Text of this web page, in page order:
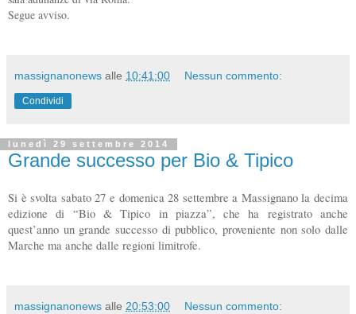
Segue avviso.
massignanonews alle 10:41:00 Nessun commento:
Condividi
lunedì 29 settembre 2014
Grande successo per Bio & Tipico
Si è svolta sabato 27 e domenica 28 settembre a Massignano la decima
edizione di “Bio & Tipico in piazza”, che ha registrato anche
quest’anno un grande successo di pubblico, proveniente non solo dalle
Marche ma anche dalle regioni limitrofe.
massignanonews alle 20:53:00 Nessun commento: